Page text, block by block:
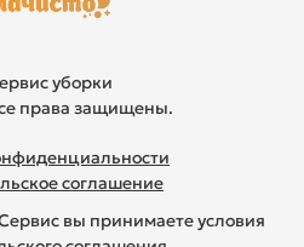
уборки
права защищены.
соглашение
вы принимаете условия